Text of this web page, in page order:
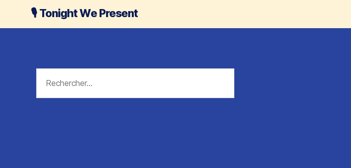
🎙 Tonight We Present